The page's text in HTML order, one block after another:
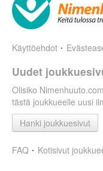
Käyttöehdot
Uudet
Olisiko
tästä joukkueelle uusi
Hanki joukkuesivut
FAQ Kotisivut